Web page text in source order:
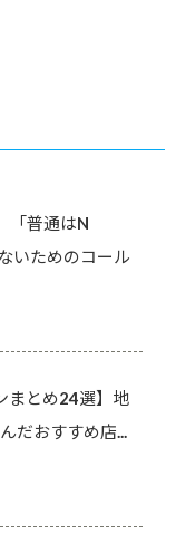
「普通はN
いためのコール
まとめ24選】地
だおすすめ店...